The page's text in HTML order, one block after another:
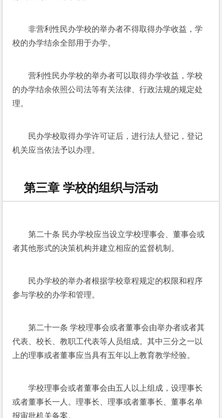
非营利性民办学校的举办者不得取得办学收益，学
校的办学结余全部用于办学。
营利性民办学校的举办者可以取得办学收益，学校
的办学结余依照公司法等有关法律、行政法规的规定处
理。
民办学校取得办学许可证后，进行法人登记，登记
机关应当依法予以办理。
第三章 学校的组织与活动
第二十条 民办学校应当设立学校理事会、董事会或
者其他形式的决策机构并建立相应的监督机制。
民办学校的举办者根据学校章程规定的权限和程序
参与学校的办学和管理。
第二十一条 学校理事会或者董事会由举办者或者其
代表、校长、教职工代表等人员组成。其中三分之一以
上的理事或者董事应当具有五年以上教育教学经验。
学校理事会或者董事会由五人以上组成，设理事长
或者董事长一人。理事长、理事或者董事长、董事名单
报审批机关备案。